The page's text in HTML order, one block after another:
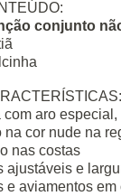
conjunto
com aro
na cor nude na
nas costas
ajustáveis e
e aviamentos